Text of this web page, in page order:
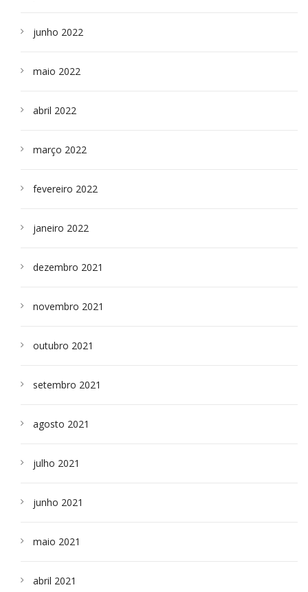
junho 2022
maio 2022
abril 2022
março 2022
fevereiro 2022
janeiro 2022
dezembro 2021
novembro 2021
outubro 2021
setembro 2021
agosto 2021
julho 2021
junho 2021
maio 2021
abril 2021